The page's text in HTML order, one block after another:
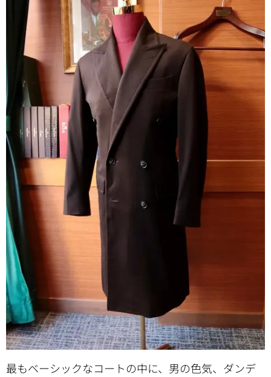
最もベーシックなコートの中に、男の色気、ダンデ